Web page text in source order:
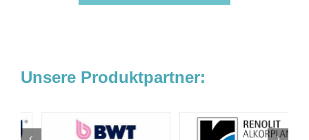
Unsere Produktpartner: